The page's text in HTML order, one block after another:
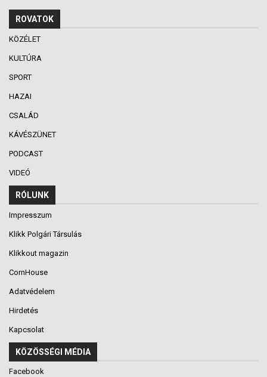
ROVATOK
KÖZÉLET
KULTÚRA
SPORT
HAZAI
CSALÁD
KÁVÉSZÜNET
PODCAST
VIDEÓ
RÓLUNK
Impresszum
Klikk Polgári Társulás
Klikkout magazin
CornHouse
Adatvédelem
Hirdetés
Kapcsolat
KÖZÖSSÉGI MÉDIA
Facebook